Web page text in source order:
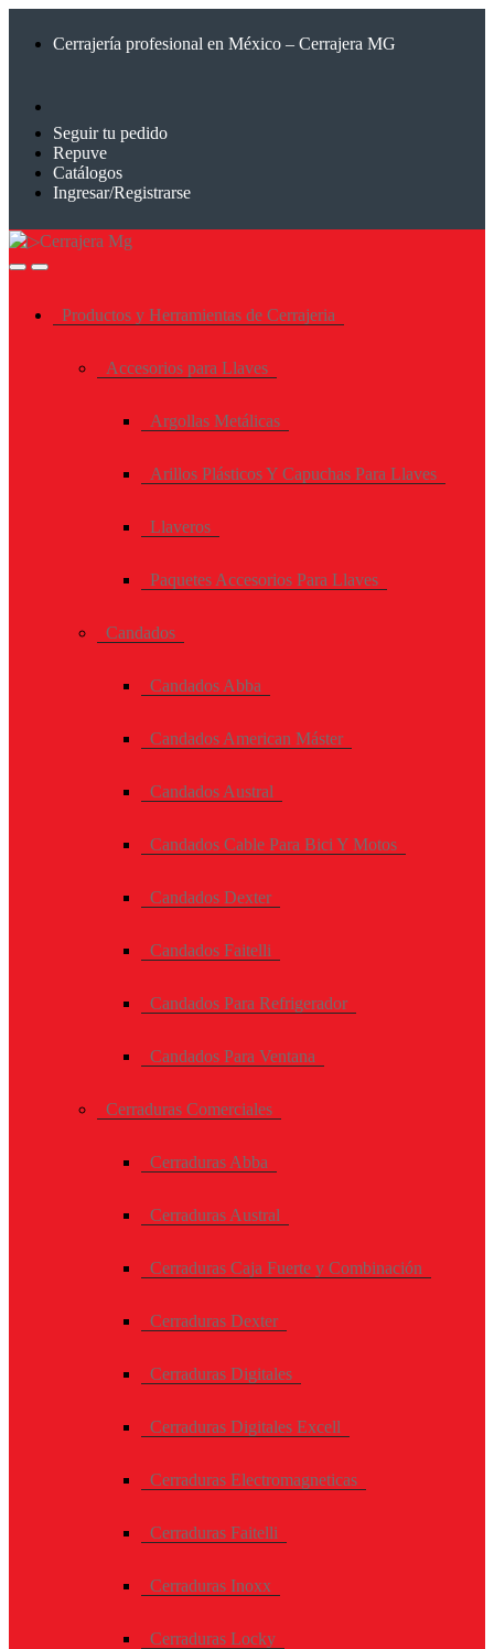
Cerrajería profesional en México – Cerrajera MG
Seguir tu pedido
Repuve
Catálogos
Ingresar/Registrarse
Productos y Herramientas de Cerrajeria
Accesorios para Llaves
Argollas Metálicas
Arillos Plásticos Y Capuchas Para Llaves
Llaveros
Paquetes Accesorios Para Llaves
Candados
Candados Abba
Candados American Máster
Candados Austral
Candados Cable Para Bici Y Motos
Candados Dexter
Candados Faitelli
Candados Para Refrigerador
Candados Para Ventana
Cerraduras Comerciales
Cerraduras Abba
Cerraduras Austral
Cerraduras Caja Fuerte y Combinación
Cerraduras Dexter
Cerraduras Digitales
Cerraduras Digitales Excell
Cerraduras Electromagneticas
Cerraduras Faitelli
Cerraduras Inoxx
Cerraduras Locky